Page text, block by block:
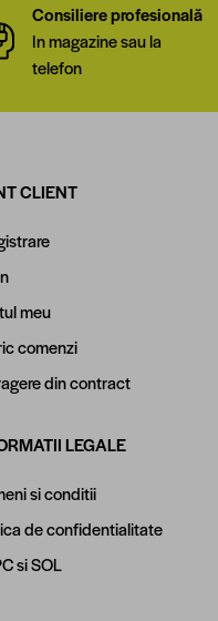
Consiliere profesională
In magazine sau la
telefon
CLIENT
meu
comenzi
din contract
LEGALE
si conditii
de confidentialitate
siSOL